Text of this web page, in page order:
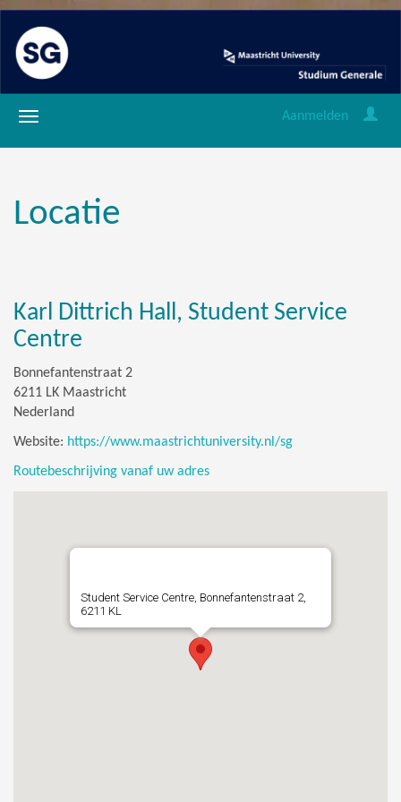
Aanmelden
Locatie
Karl Dittrich Hall, Student Service
Centre
Bonnefantenstraat 2
6211 LK Maastricht
Nederland
Website: https://www.maastrichtuniversity.nl/sg
Routebeschrijving vanaf uw adres
Student Service Centre, Bonnefantenstraat 2,
6211 KL